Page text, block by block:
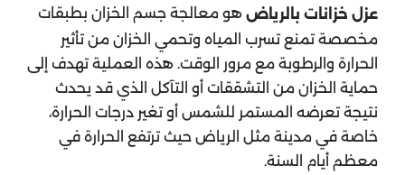
عزل خزانات بالرياض ​ هو معالجة جسم الخزان بطبقات
مخصصة تمنع تسرب المياه وتحمي الخزان من تأثير
الحرارة والرطوبة مع مرور الوقت. هذه العملية تهدف إلى
حماية الخزان من التشققات أو التآكل الذي قد يحدث
نتيجة تعرضه المستمر للشمس أو تغير درجات الحرارة،
خاصة في مدينة مثل الرياض حيث ترتفع الحرارة في
معظم أيام السنة.